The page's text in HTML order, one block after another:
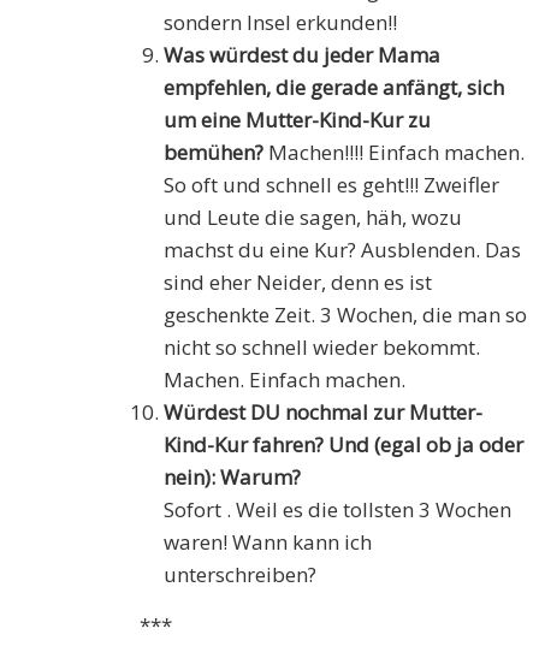
sondern Insel erkunden!!
Was würdest du jeder Mama
empfehlen, die gerade anfängt, sich
um eine Mutter-Kind-Kur zu
bemühen? Machen!!!! Einfach machen.
So oft und schnell es geht!!! Zweifler
und Leute die sagen, häh, wozu
machst du eine Kur? Ausblenden. Das
sind eher Neider, denn es ist
geschenkte Zeit. 3 Wochen, die man so
nicht so schnell wieder bekommt.
Machen. Einfach machen.
Würdest DU nochmal zur Mutter-
Kind-Kur fahren? Und (egal ob ja oder
nein): Warum?
Sofort . Weil es die tollsten 3 Wochen
waren! Wann kann ich
unterschreiben?
***